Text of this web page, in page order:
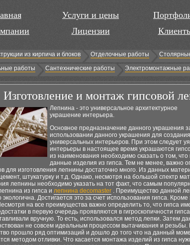
Услуги и цены
Лицензии
из кирпича и блоков Отделочные работы
работы Сантехнические работы Электромонтажные
Изготовление и монтаж гипсовой
Лепнина - это универсальное архитектурное
украшение интерьера.
Основное предназначение данного украшения
использовании данного украшения для
универсальных интерьеров. При этом следует
интерьеры в настоящее время украшаются
из наименования необходимо сказать о том, что
данные изделия из гипса. Тем не менее, важно
для изготовления лепнины достаточно много. Из данных
штукатурку и т.д. Однако, несмотря на большой спектр
лепнины необходимо указать на тот факт, что самым
из гипса и лепнина decomaster . Преимущество данной
Достигается это за счет использования гипса.
на все преимущества важно определить то, что гипса
в первую очередь проявляются в гигроскопичности
вручную. То есть, использовался метод лепки. Затем
не совсем идеальным процессом вытачивания и
прошло ряд оптимизаций и дошло до того что на данный
методом отливки. Что касается монтажа изделий из гипса